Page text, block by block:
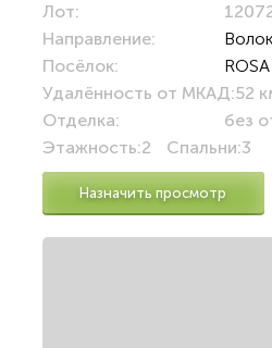
Лот:
Направление:
Посёлок:
Удалённость от МКАД:52
Отделка:
без
Этажность:2 Спальни:3
Назначить просмотр